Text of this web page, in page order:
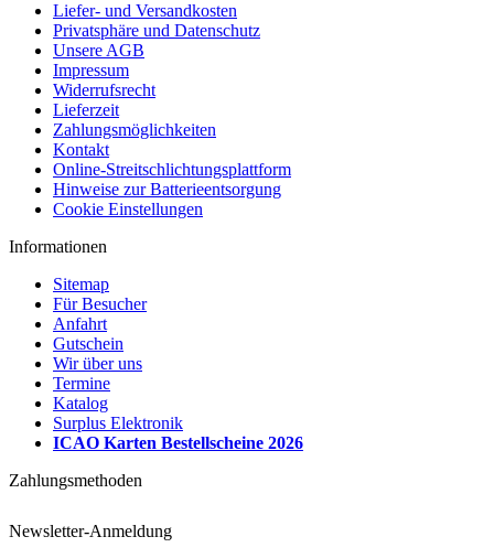
Liefer- und Versandkosten
Privatsphäre und Datenschutz
Unsere AGB
Impressum
Widerrufsrecht
Lieferzeit
Zahlungsmöglichkeiten
Kontakt
Online-Streitschlichtungsplattform
Hinweise zur Batterieentsorgung
Cookie Einstellungen
Informationen
Sitemap
Für Besucher
Anfahrt
Gutschein
Wir über uns
Termine
Katalog
Surplus Elektronik
ICAO Karten Bestellscheine 2026
Zahlungsmethoden
Newsletter-Anmeldung